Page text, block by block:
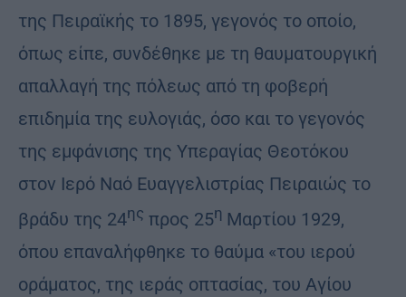
της Πειραϊκής το 1895, γεγονός το οποίο,
όπως είπε, συνδέθηκε με τη θαυματουργική
απαλλαγή της πόλεως από τη φοβερή
επιδημία της ευλογιάς, όσο και το γεγονός
της εμφάνισης της Υπεραγίας Θεοτόκου
στον Ιερό Ναό Ευαγγελιστρίας Πειραιώς το
βράδυ της 24ης προς 25η Μαρτίου 1929,
όπου επαναλήφθηκε το θαύμα «του ιερού
οράματος, της ιεράς οπτασίας, του Αγίου